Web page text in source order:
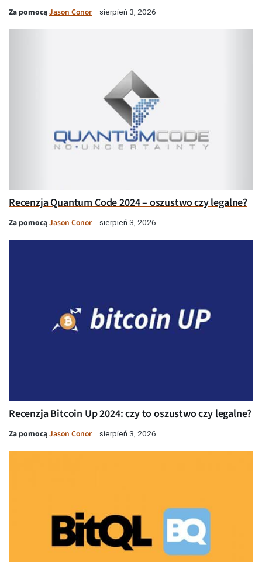
Za pomocąJason Conor sierpień 3, 2026
Recenzja Quantum Code 2024 – oszustwo czy legalne?
Za pomocąJason Conor sierpień 3, 2026
Recenzja Bitcoin Up 2024: czy to oszustwo czy legalne?
Za pomocąJason Conor sierpień 3, 2026